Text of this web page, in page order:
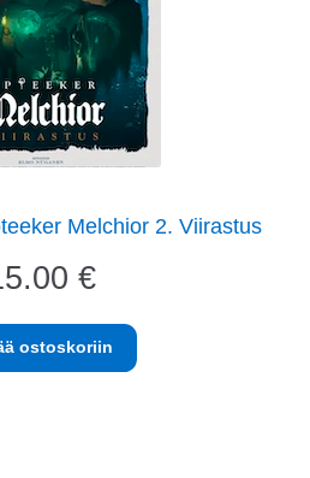
Melchior 2. Viirastus
€
ostoskoriin